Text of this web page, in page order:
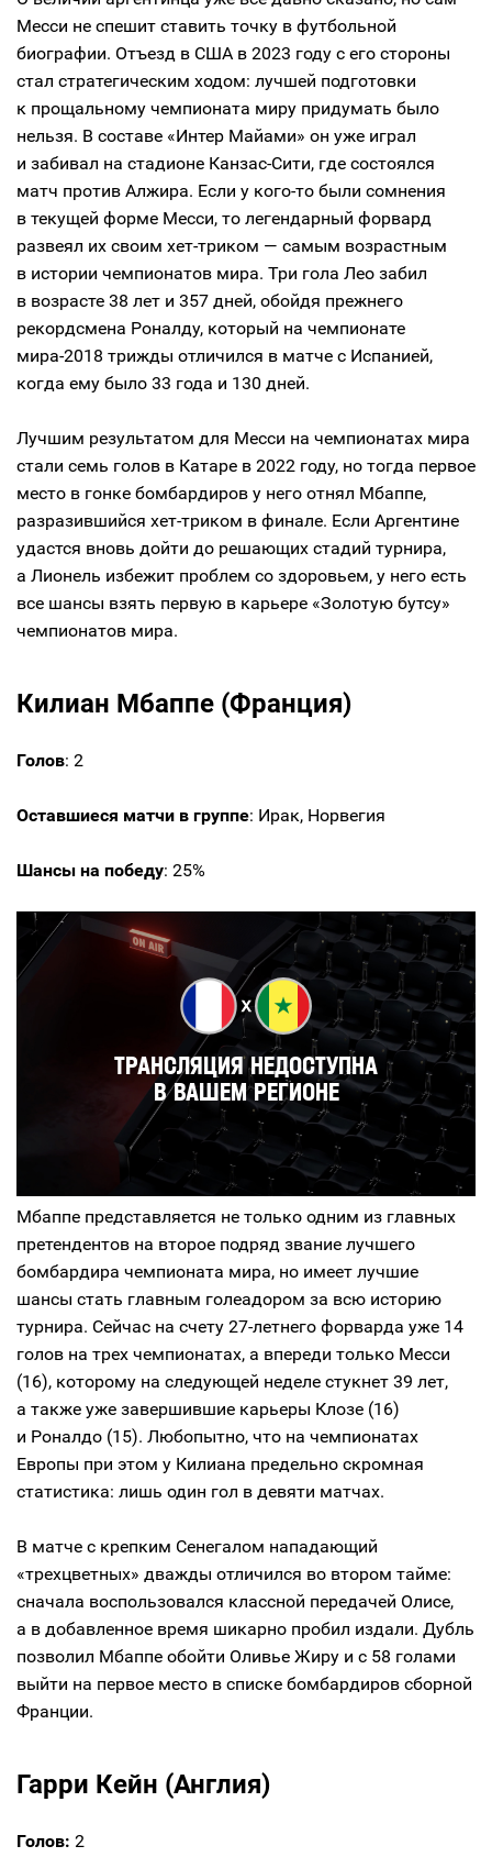
Месси не спешит ставить точку в футбольной
биографии. Отъезд в США в 2023 году с его стороны
стал стратегическим ходом: лучшей подготовки
к прощальному чемпионата миру придумать было
нельзя. В составе «Интер Майами» он уже играл
и забивал на стадионе Канзас-Сити, где состоялся
матч против Алжира. Если у кого-то были сомнения
в текущей форме Месси, то легендарный форвард
развеял их своим хет-триком — самым возрастным
в истории чемпионатов мира. Три гола Лео забил
в возрасте 38 лет и 357 дней, обойдя прежнего
рекордсмена Роналду, который на чемпионате
мира-2018 трижды отличился в матче с Испанией,
когда ему было 33 года и 130 дней.
Лучшим результатом для Месси на чемпионатах мира
стали семь голов в Катаре в 2022 году, но тогда первое
место в гонке бомбардиров у него отнял Мбаппе,
разразившийся хет-триком в финале. Если Аргентине
удастся вновь дойти до решающих стадий турнира,
а Лионель избежит проблем со здоровьем, у него есть
все шансы взять первую в карьере «Золотую бутсу»
чемпионатов мира.
Килиан Мбаппе (Франция)
Голов: 2
Оставшиеся матчи в группе: Ирак, Норвегия
Шансы на победу: 25%
Мбаппе представляется не только одним из главных
претендентов на второе подряд звание лучшего
бомбардира чемпионата мира, но имеет лучшие
шансы стать главным голеадором за всю историю
турнира. Сейчас на счету 27-летнего форварда уже 14
голов на трех чемпионатах, а впереди только Месси
(16), которому на следующей неделе стукнет 39 лет,
а также уже завершившие карьеры Клозе (16)
и Роналдо (15). Любопытно, что на чемпионатах
Европы при этом у Килиана предельно скромная
статистика: лишь один гол в девяти матчах.
В матче с крепким Сенегалом нападающий
«трехцветных» дважды отличился во втором тайме:
сначала воспользовался классной передачей Олисе,
а в добавленное время шикарно пробил издали. Дубль
позволил Мбаппе обойти Оливье Жиру и с 58 голами
выйти на первое место в списке бомбардиров сборной
Франции.
Гарри Кейн (Англия)
Голов: 2